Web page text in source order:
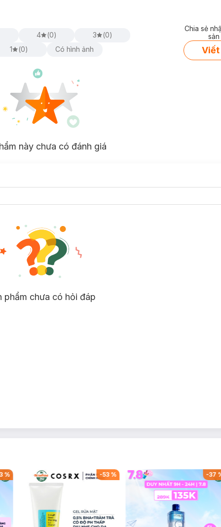
4 (0) 3 (0)
1
(0) Có hình ảnh
Chia sẻ
Viết
này chưa có đánh giá
phẩm chưa có hỏi đáp
% -53% -37